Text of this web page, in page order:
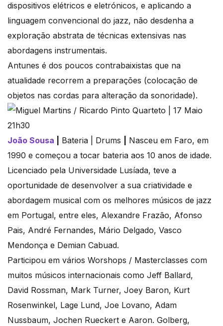
dispositivos elétricos e eletrónicos, e aplicando a
linguagem convencional do jazz, não desdenha a
exploração abstrata de técnicas extensivas nas
abordagens instrumentais.
Antunes é dos poucos contrabaixistas que na
atualidade recorrem a preparações (colocação de
objetos nas cordas para alteração da sonoridade).
João Sousa Bateria | Drums
Nasceu em Faro, em
1990 e começou a tocar bateria aos 10 anos de idade.
Licenciado pela Universidade Lusíada, teve a
oportunidade de desenvolver a sua criatividade e
abordagem musical com os melhores músicos de jazz
em Portugal, entre eles, Alexandre Frazão, Afonso
Pais, André Fernandes, Mário Delgado, Vasco
Mendonça e Demian Cabuad.
Participou em vários Worshops / Masterclasses com
muitos músicos internacionais como Jeff Ballard,
David Rossman, Mark Turner, Joey Baron, Kurt
Rosenwinkel, Lage Lund, Joe Lovano, Adam
Nussbaum, Jochen Rueckert e Aaron. Golberg,